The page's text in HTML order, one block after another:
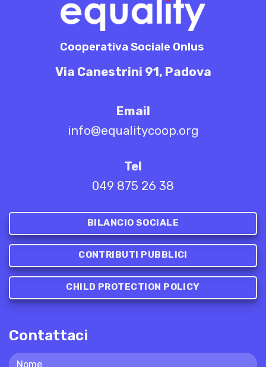
Cooperativa Sociale Onlus
Via Canestrini 91, Padova
Email
info@equalitycoop.org
Tel
049 875 26 38
BILANCIO SOCIALE
CONTRIBUTI PUBBLICI
CHILD PROTECTION POLICY
Contattaci